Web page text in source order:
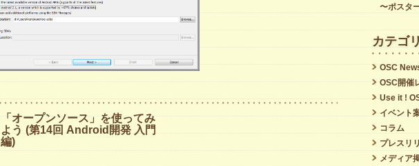
「オープンソース」を使ってみ
よう (第14回 Android開発 入門
編)
〜ポスタ
カテゴ
OSC
OSC開催
Use it !
イベント
コラム
プレスリ
メディア